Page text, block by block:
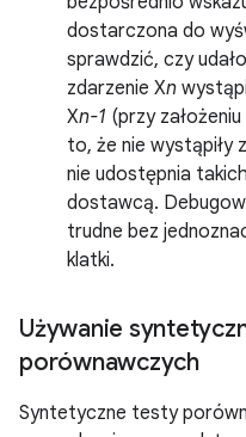
dostarczona do
sprawdzić, czy
zdarzenie Xn
Xn-1 (przy
to, że nie wystąpiły
nie udostępnia
dostawcą.
trudne bez
klatki.
Używanie
porównawczych
Syntetyczne testy